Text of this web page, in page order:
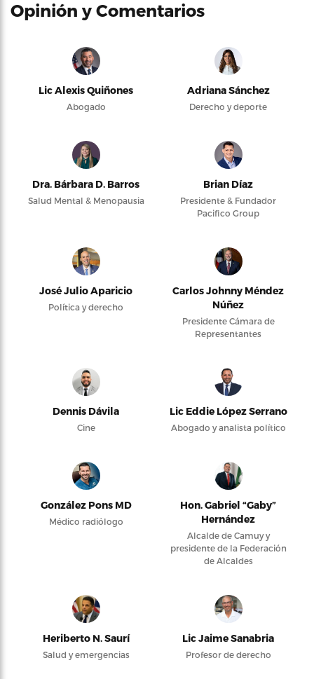
Opinión y Comentarios
Lic Alexis Quiñones
Abogado
Adriana Sánchez
Derecho y deporte
Dra. Bárbara D. Barros
Salud Mental & Menopausia
Brian Díaz
Presidente & Fundador
Pacifico Group
José Julio Aparicio
Política y derecho
Carlos Johnny Méndez
Núñez
Presidente Cámara de
Representantes
Dennis Dávila
Cine
Lic Eddie López Serrano
Abogado y analista político
González Pons MD
Médico radiólogo
Hon. Gabriel “Gaby”
Hernández
Alcalde de Camuy y
presidente de la Federación
de Alcaldes
Heriberto N. Saurí
Salud y emergencias
Lic Jaime Sanabria
Profesor de derecho